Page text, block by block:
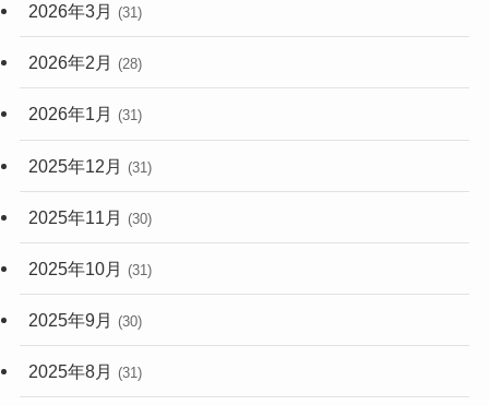
2026年3月 (31)
2026年2月 (28)
2026年1月 (31)
2025年12月 (31)
2025年11月 (30)
2025年10月 (31)
2025年9月 (30)
2025年8月 (31)